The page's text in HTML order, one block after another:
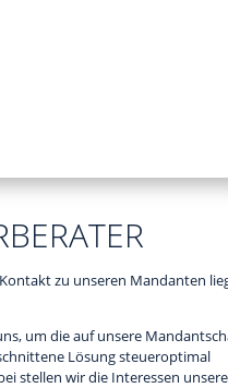
zu unseren Mandanten
um die auf unsere
Lösung steueroptimal
stellen wir die Interessen